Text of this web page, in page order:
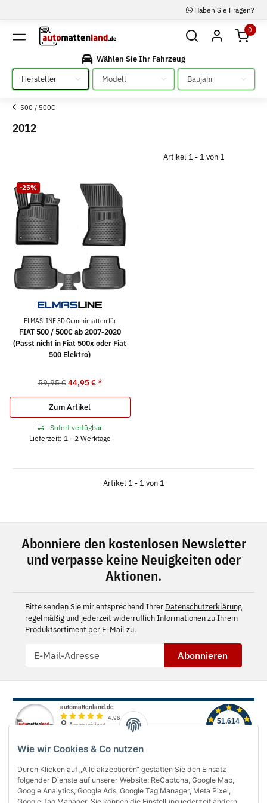
Wie wir Cookies & Co nutzen
Durch Klicken auf „Alle akzeptieren“ gestatten Sie den Einsatz
folgender Dienste auf unserer Website: ReCaptcha, Google Map,
Google Analytics, Google Ads, Google Tag Manager, Meta Pixel,
Haben Sie Fragen?
0
Wählen Sie Ihr Fahrzeug
Bitte auswählen
Bitte auswählen Bitte auswählen
500 / 500C
2012
Artikel 1 - 1 von 1
-25%
ELMASLINE 3D Gummimatten für
FIAT 500 / 500C ab 2007-2020
(Passt nicht in Fiat 500x oder Fiat
500 Elektro)
59,95 € 44,95 €*
Zum Artikel
Sofort verfügbar
Lieferzeit: 1 - 2 Werktage
Artikel 1 - 1 von 1
Abonniere den kostenlosen Newsletter
und verpasse keine Neuigkeiten oder
Aktionen.
Bitte senden Sie mir entsprechend Ihrer Datenschutzerklärung
regelmäßig und jederzeit widerruflich Informationen zu Ihrem
Produktsortiment per E-Mail zu.
Abonnieren
Über uns